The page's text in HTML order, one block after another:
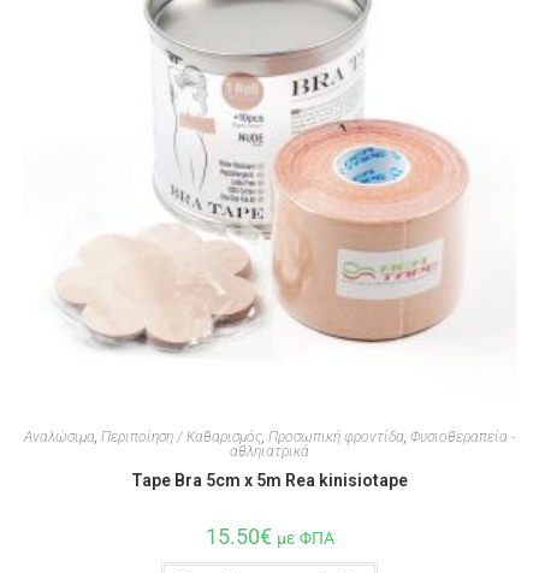
Αναλώσιμα, Περιποίηση / Καθαρισμός, Προσωπική φροντίδα, Φυσιοθεραπεία -
αθληιατρικά
Tape Bra 5cm x 5m Rea kinisiotape
15.50€ με ΦΠΑ